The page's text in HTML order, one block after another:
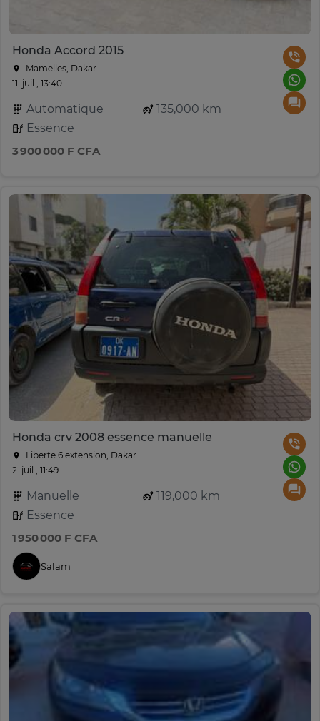
Honda Accord 2015
Mamelles, Dakar
11. juil., 13:40
Automatique
135,000 km
Essence
3 900 000 F CFA
Honda crv 2008 essence manuelle
Liberte 6 extension, Dakar
2. juil., 11:49
Manuelle
119,000 km
Essence
1 950 000 F CFA
Salam